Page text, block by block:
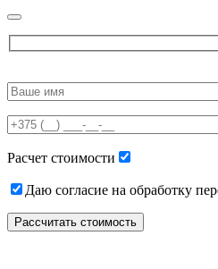
leave
field
empty.
Расчет стоимости
Даю согласие на обработку